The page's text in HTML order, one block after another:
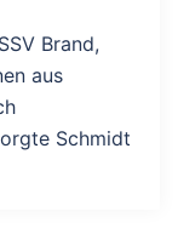
Brand,
aus
Schmidt